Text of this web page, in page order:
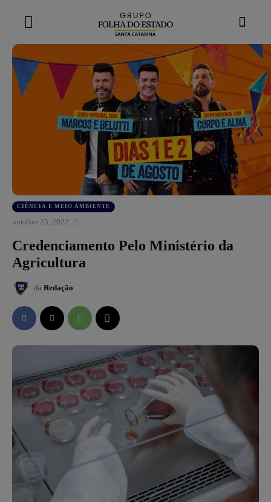
CIÊNCIA E MEIO AMBIENTE
outubro 25, 2022
Credenciamento Pelo Ministério da
Agricultura
da Redação